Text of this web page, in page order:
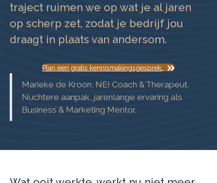
traject ruimen we op wat je al jaren
op scherp zet, zodat je bedrijf jou
draagt in plaats van andersom.
Plan een gratis kennismakingsgesprek
Marieke de Kroon, NEI Coach & Therapeut.
Nuchtere aanpak, jarenlange ervaring als
Business & Marketing Mentor.